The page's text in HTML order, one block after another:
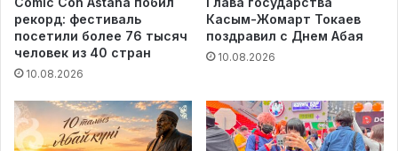
рекорд: фестиваль
посетили более 76 тысяч
человек из 40 стран
10.08.2026
Касым-Жомарт Токаев
поздравил с Днем Абая
10.08.2026